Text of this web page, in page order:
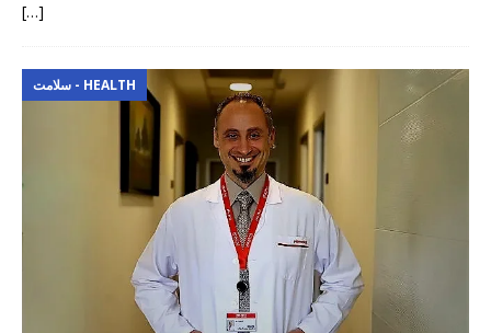
[…]
سلامت - HEALTH